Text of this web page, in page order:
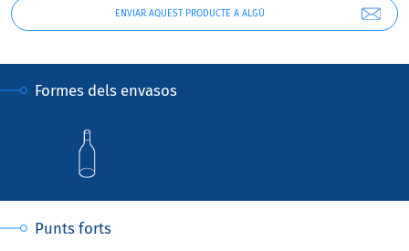
ENVIAR AQUEST PRODUCTE A ALGÚ
Formes dels envasos
Punts forts